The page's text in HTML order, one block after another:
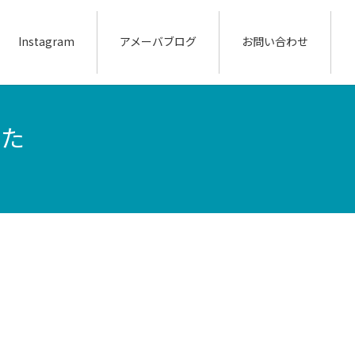
Instagram アメーバブログ お問い合わせ